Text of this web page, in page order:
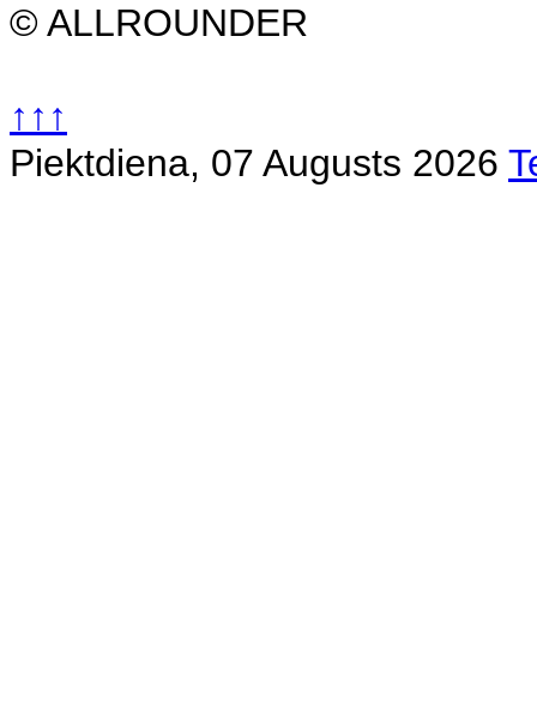
© ALLROUNDER
↑↑↑
Piektdiena, 07 Augusts 2026